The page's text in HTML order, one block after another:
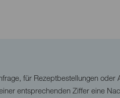
für Rezeptbestellungen oder
entsprechenden Ziffer eine